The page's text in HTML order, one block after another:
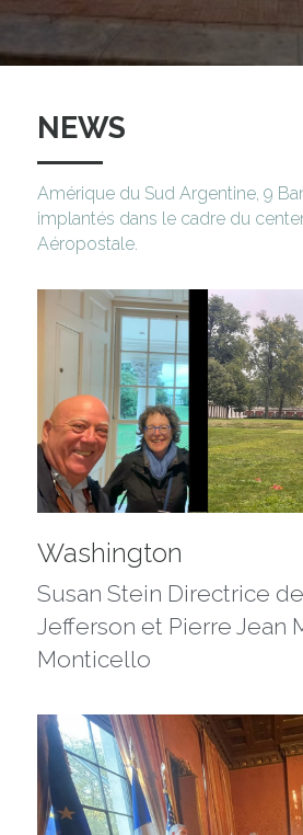
NEWS
Amérique du Sud Argentine, 9
implantés dans le cadre du
Aéropostale.
Washington
Susan Stein Directrice
Jefferson et Pierre Jean
Monticello